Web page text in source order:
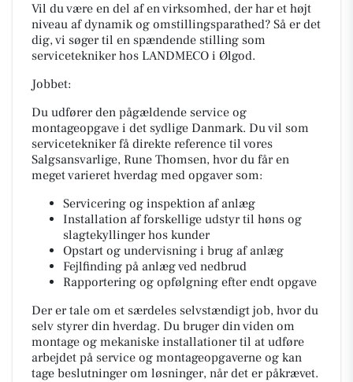
Vil du være en del af en virksomhed, der har et højt
niveau af dynamik og omstillingsparathed? Så er det
dig, vi søger til en spændende stilling som
servicetekniker hos LANDMECO i Ølgod.
Jobbet:
Du udfører den pågældende service og
montageopgave i det sydlige Danmark. Du vil som
servicetekniker få direkte reference til vores
Salgsansvarlige, Rune Thomsen, hvor du får en
meget varieret hverdag med opgaver som:
Servicering og inspektion af anlæg
Installation af forskellige udstyr til høns og
slagtekyllinger hos kunder
Opstart og undervisning i brug af anlæg
Fejlfinding på anlæg ved nedbrud
Rapportering og opfølgning efter endt opgave
Der er tale om et særdeles selvstændigt job, hvor du
selv styrer din hverdag. Du bruger din viden om
montage og mekaniske installationer til at udføre
arbejdet på service og montageopgaverne og kan
tage beslutninger om løsninger, når det er påkrævet.